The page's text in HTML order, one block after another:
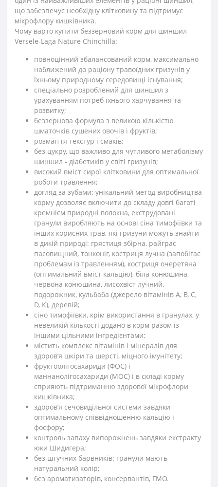
що забезпечує необхідну клітковину та підтримує
мікрофлору кишківника.
Чому варто купити беззерновий корм для шиншил
Versele-Laga Nature Chinchilla:
повноцінний збалансований корм, максимально
наближений до раціону травоїдних гризунів у
їхньому природному середовищі існування;
спеціально розроблений для шиншил з
урахуванням потреб їхнього харчування та
розвитку;
беззернова формула з великою кількістю
шматочків сушених овочів і фруктів;
розмаїття текстур і смаків;
без цукру, що важливо для чутливого метаболізму
шиншил - діабетиків у світі гризунів;
високий вміст сирої клітковини для оптимальної
роботи травлення;
догляд за зубами: унікальний метод виробництва
корму дозволяє включити до складу довгі багаті
кремнієм природні волокна, екструдовані
гранули виробляють на основі сіна тимофіївки та
інших корисних трав, які гризуни можуть знайти
в дикій природі: грястиця збірна, райграс
пасовищний, тонконіг, костриця лучна (запобігає
проблемам із травленням), костриця очеретяна
(оптимальний вміст кальцію), біла конюшина,
червона конюшина, лисохвіст лучний,
подорожник, кульбаба (джерело вітамінів А, В, С,
D, К), деревій;
сіно тимофіївки, крім використання в гранулах, у
невеликій кількості додано в корм разом із
іншими цільними інгредієнтами;
містить комплекс вітамінів і мінералів для
здоров’я шкіри та шерсті, міцного імунітету;
фруктоолігосахариди (ФОС) і
маннанолігосахариди (МОС) і в складі корму
сприяють підтриманню здорової мікрофлори
кишківника;
здоров’я сечовидільної системи завдяки
оптимальному співвідношенню кальцію і
фосфору;
контроль запаху випорожнень завдяки екстракту
юки Шидигера;
без штучних барвників: гранули мають
натуральний колір;
без ароматизаторів, консервантів, ГМО.